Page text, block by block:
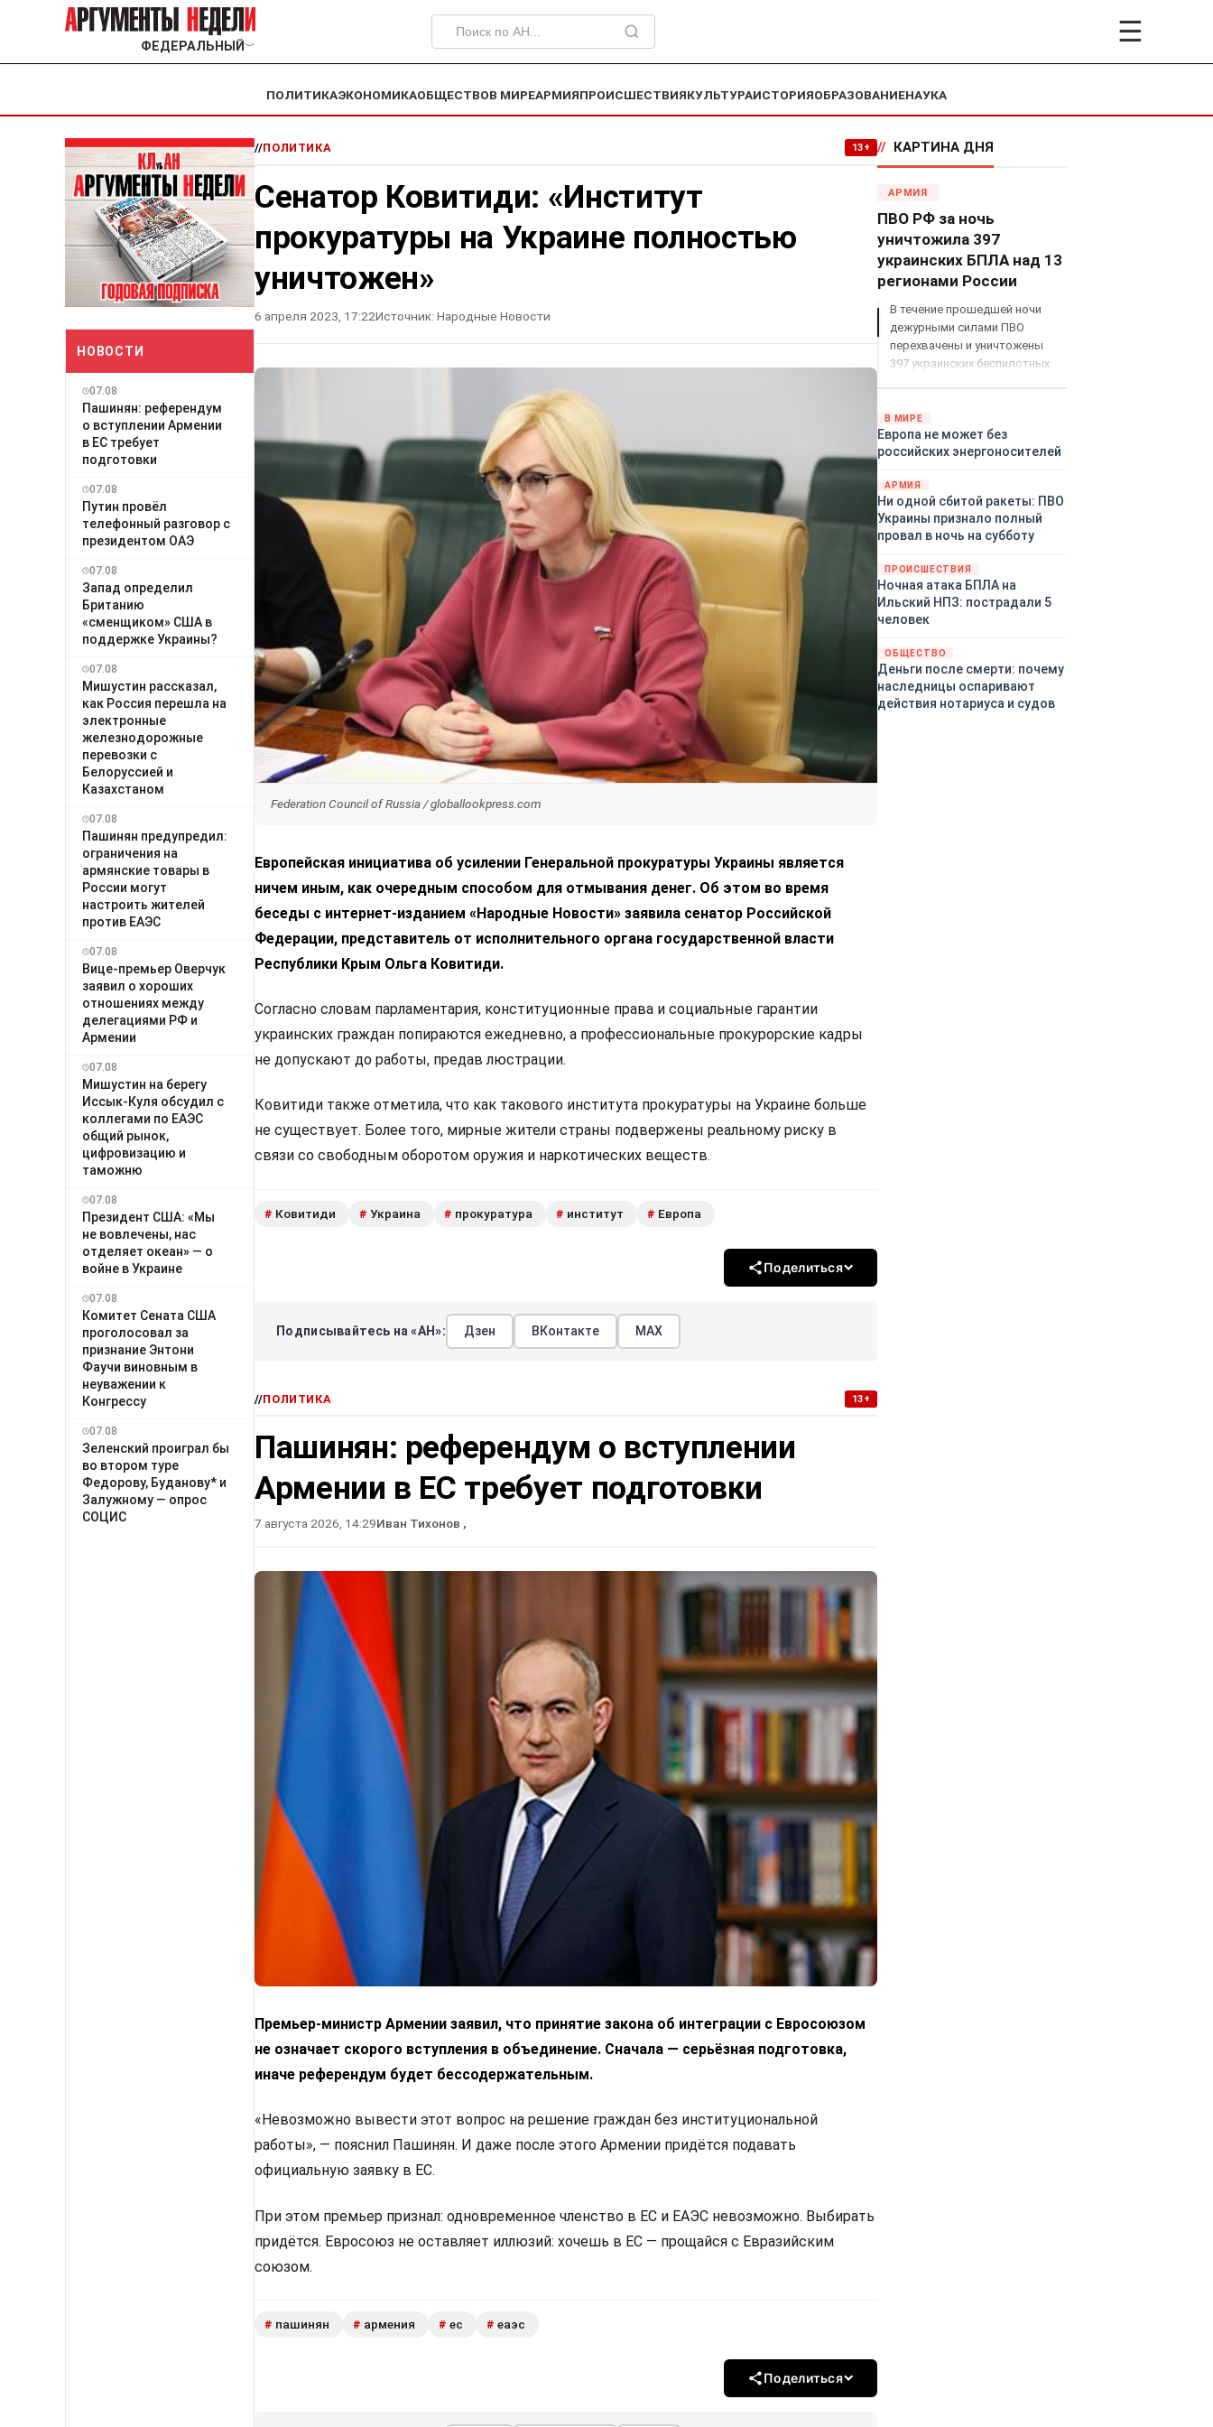
ФЕДЕРАЛЬНЫЙ ﹀ ☰
ПОЛИТИКАЭКОНОМИКАОБЩЕСТВОВ МИРЕАРМИЯПРОИСШЕСТВИЯКУЛЬТУРАИСТОРИЯОБРАЗОВАНИЕНАУКА
НОВОСТИ
07.08
Пашинян: референдум
о вступлении Армении
в ЕС требует
подготовки
07.08
Путин провёл
телефонный разговор с
президентом ОАЭ
07.08
Запад определил
Британию
«сменщиком» США в
поддержке Украины?
07.08
Мишустин рассказал,
как Россия перешла на
электронные
железнодорожные
перевозки с
Белоруссией и
Казахстаном
07.08
Пашинян предупредил:
ограничения на
армянские товары в
России могут
настроить жителей
против ЕАЭС
07.08
Вице-премьер Оверчук
заявил о хороших
отношениях между
делегациями РФ и
Армении
07.08
Мишустин на берегу
Иссык-Куля обсудил с
коллегами по ЕАЭС
общий рынок,
цифровизацию и
таможню
07.08
Президент США: «Мы
не вовлечены, нас
отделяет океан» — о
войне в Украине
07.08
Комитет Сената США
проголосовал за
признание Энтони
Фаучи виновным в
неуважении к
Конгрессу
07.08
Зеленский проиграл бы
во втором туре
Федорову, Буданову* и
Залужному — опрос
СОЦИС
//ПОЛИТИКА 13+
Сенатор Ковитиди: «Институт
прокуратуры на Украине полностью
уничтожен»
6 апреля 2023, 17:22Источник: Народные Новости
Federation Council of Russia / globallookpress.com
Европейская инициатива об усилении Генеральной прокуратуры Украины является
ничем иным, как очередным способом для отмывания денег. Об этом во время
беседы с интернет-изданием «Народные Новости» заявила сенатор Российской
Федерации, представитель от исполнительного органа государственной власти
Республики Крым Ольга Ковитиди.
Согласно словам парламентария, конституционные права и социальные гарантии
украинских граждан попираются ежедневно, а профессиональные прокурорские кадры
не допускают до работы, предав люстрации.
Ковитиди также отметила, что как такового института прокуратуры на Украине больше
не существует. Более того, мирные жители страны подвержены реальному риску в
связи со свободным оборотом оружия и наркотических веществ.
# Ковитиди # Украина # прокуратура # институт # Европа
Поделиться
Подписывайтесь на «АН»: Дзен ВКонтакте МАХ
//ПОЛИТИКА 13+
Пашинян: референдум о вступлении
Армении в ЕС требует подготовки
7 августа 2026, 14:29Иван Тихонов ,
Премьер-министр Армении заявил, что принятие закона об интеграции с Евросоюзом
не означает скорого вступления в объединение. Сначала — серьёзная подготовка,
иначе референдум будет бессодержательным.
«Невозможно вывести этот вопрос на решение граждан без институциональной
работы», — пояснил Пашинян. И даже после этого Армении придётся подавать
официальную заявку в ЕС.
При этом премьер признал: одновременное членство в ЕС и ЕАЭС невозможно. Выбирать
придётся. Евросоюз не оставляет иллюзий: хочешь в ЕС — прощайся с Евразийским
союзом.
# пашинян # армения # ес # еаэс
Поделиться
// КАРТИНА ДНЯ
АРМИЯ
ПВО РФ за ночь
уничтожила 397
украинских БПЛА над 13
регионами России
В течение прошедшей ночи
дежурными силами ПВО
перехвачены и уничтожены
397 украинских беспилотных
территориями Белгородской,
Брянской, Воронежской,
Курской, Липецкой,
Ростовской, Рязанской,
Самарской, Саратовской,
Тамбовской, Тульской
областей, Краснодарского
края, Республики Крым и над
акваторией Азовского моря.
В МИРЕ
Европа не может без
российских энергоносителей
АРМИЯ
Ни одной сбитой ракеты: ПВО
Украины признало полный
провал в ночь на субботу
ПРОИСШЕСТВИЯ
Ночная атака БПЛА на
Ильский НПЗ: пострадали 5
человек
ОБЩЕСТВО
Деньги после смерти: почему
наследницы оспаривают
действия нотариуса и судов